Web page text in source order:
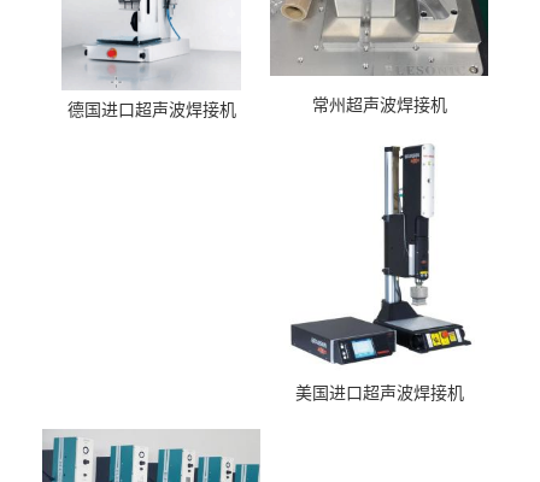
德国进口超声波焊接机 常州超声波焊接机
美国进口超声波焊接机